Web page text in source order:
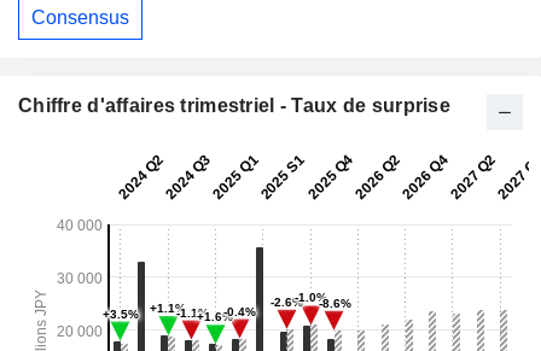
Consensus
Chiffre d'affaires trimestriel - Taux de surprise